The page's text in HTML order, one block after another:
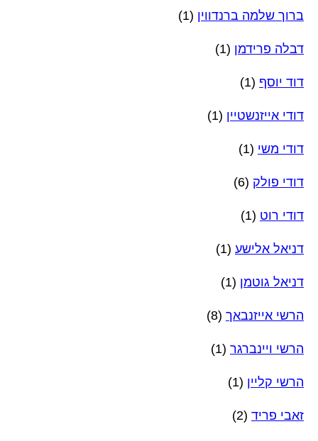
ברוך שלמה ברנדווין (1)
דבלה פרידמן (1)
דוד יוסף (1)
דודי אייזנשטיין (1)
דודי משי (1)
דודי פולק (6)
דודי רוט (1)
דניאל אלישע (1)
דניאל גוטמן (1)
הרשי אייזנבאך (8)
הרשי ויינברגר (1)
הרשי קליין (1)
זאבי פריד (2)